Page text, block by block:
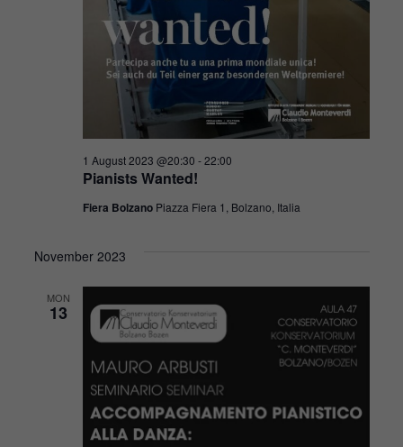
Pianists Wanted!
1 August 2023 @20:30 -22:00
Fiera Bolzano Piazza Fiera 1, Bolzano, Italia
November 2023
MON
13
damit die
Website
Statistik
Damit wir die
Website
der Nutzung
Erlebnis
unsere
Website